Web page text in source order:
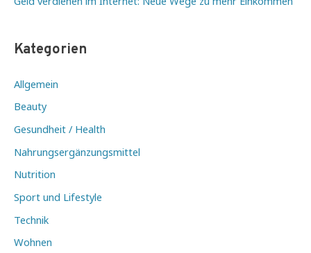
Kategorien
Allgemein
Beauty
Gesundheit / Health
Nahrungsergänzungsmittel
Nutrition
Sport und Lifestyle
Technik
Wohnen